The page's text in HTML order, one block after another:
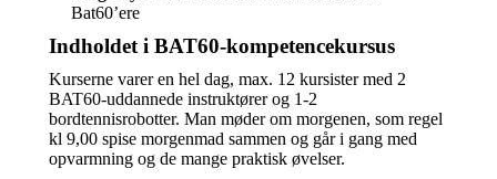
Bat60’ere
Indholdet i BAT60-kompetencekursus
Kurserne varer en hel dag, max. 12 kursister med 2
BAT60-uddannede instruktører og 1-2
bordtennisrobotter. Man møder om morgenen, som regel
kl 9,00 spise morgenmad sammen og går i gang med
opvarmning og de mange praktisk øvelser.